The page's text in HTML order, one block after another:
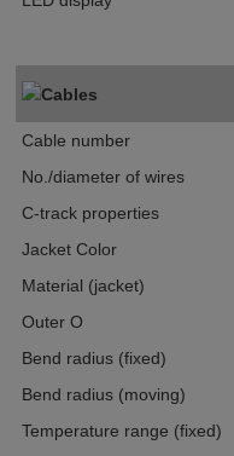
Cables
Cable number
No./diameter of wires
C-track properties
Jacket Color
Material (jacket)
Outer O
Bend radius (fixed)
Bend radius (moving)
Temperature range (fixed)